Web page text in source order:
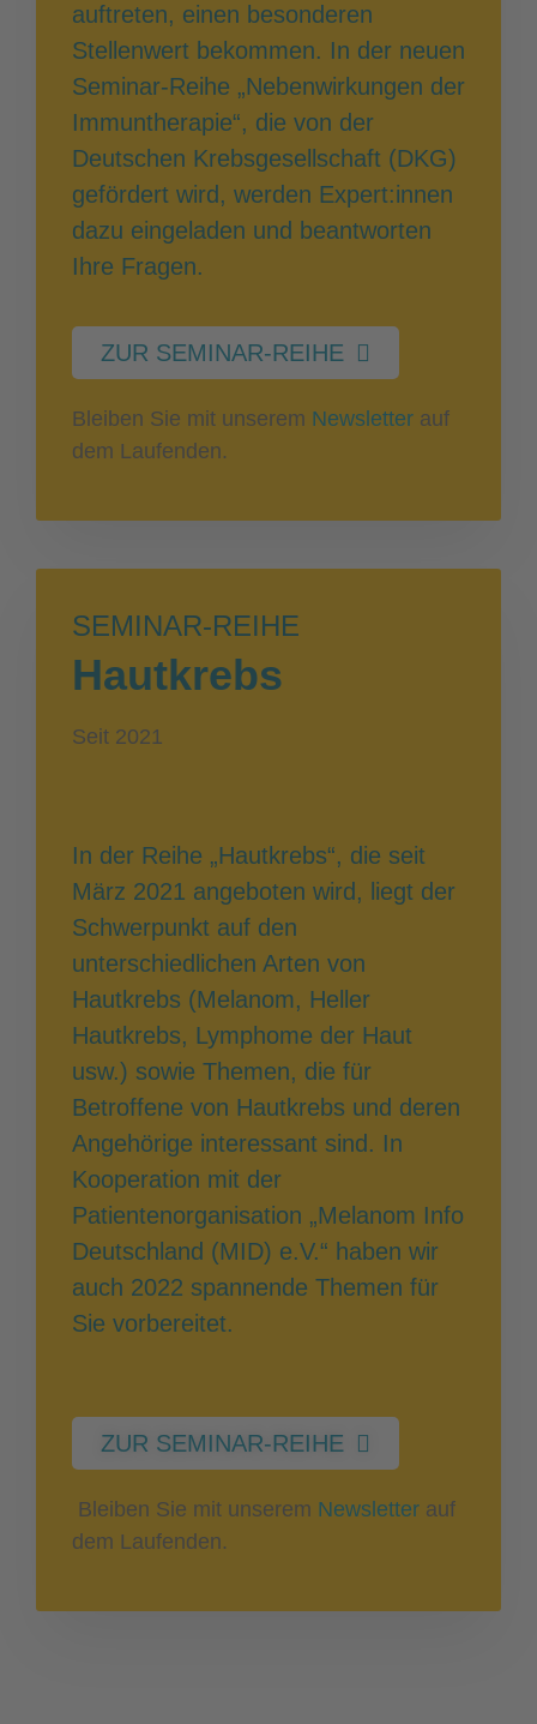
auftreten, einen besonderen
Stellenwert bekommen. In der neuen
Seminar-Reihe „Nebenwirkungen der
Immuntherapie“, die von der
Deutschen Krebsgesellschaft (DKG)
gefördert wird, werden Expert:innen
dazu eingeladen und beantworten
Ihre Fragen.
ZUR SEMINAR-REIHE
Bleiben Sie mit unserem Newsletter auf
dem Laufenden.
SEMINAR-REIHE
Hautkrebs
Seit 2021
In der Reihe „Hautkrebs“, die seit
März 2021 angeboten wird, liegt der
Schwerpunkt auf den
unterschiedlichen Arten von
Hautkrebs (Melanom, Heller
Hautkrebs, Lymphome der Haut
usw.) sowie Themen, die für
Betroffene von Hautkrebs und deren
Angehörige interessant sind. In
Kooperation mit der
Patientenorganisation „Melanom Info
Deutschland (MID) e.V.“ haben wir
auch 2022 spannende Themen für
Sie vorbereitet.
ZUR SEMINAR-REIHE
Bleiben Sie mit unserem Newsletter auf
dem Laufenden.